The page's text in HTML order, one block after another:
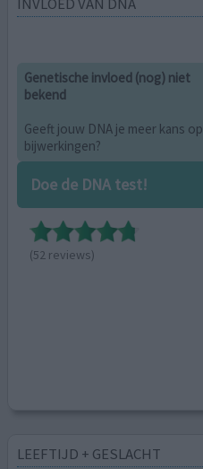
Genetische invloed (nog) niet
bekend
Geeft jouw DNA je meer kans op
bijwerkingen?
Doe de DNA test!
(52 reviews)
LEEFTIJD + GESLACHT